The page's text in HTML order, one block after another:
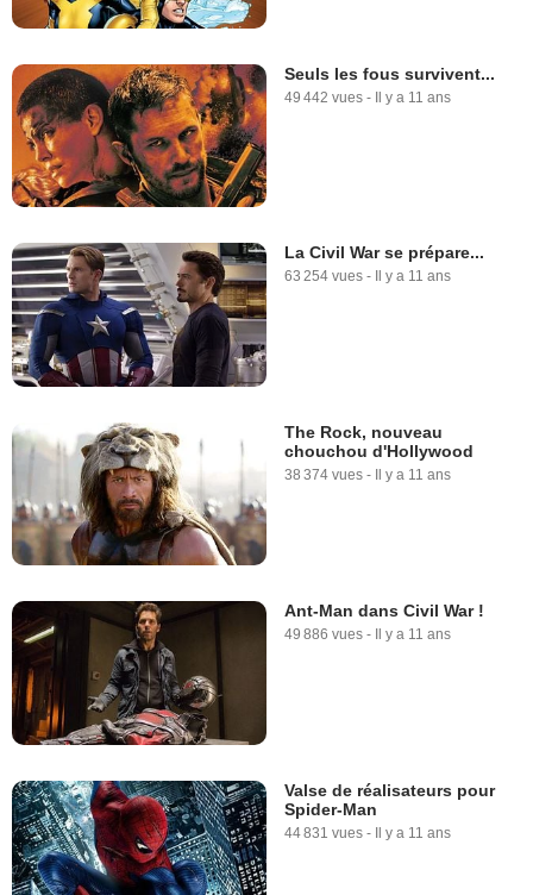
Seuls les fous survivent...
49 442 vues - Il y a 11 ans
La Civil War se prépare...
63 254 vues - Il y a 11 ans
The Rock, nouveau
chouchou d'Hollywood
38 374 vues - Il y a 11 ans
Ant-Man dans Civil War !
49 886 vues - Il y a 11 ans
Valse de réalisateurs pour
Spider-Man
44 831 vues - Il y a 11 ans